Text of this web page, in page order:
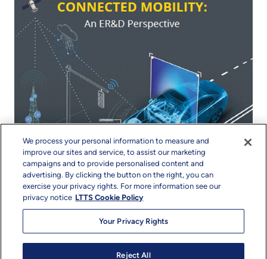
プライバシー
We process your personal information to measure and
improve our sites and service, to assist our marketing
campaigns and to provide personalised content and
advertising. By clicking the button on the right, you can
exercise your privacy rights. For more information see our
privacy notice LTTS Cookie Policy
Your Privacy Rights
Reject All